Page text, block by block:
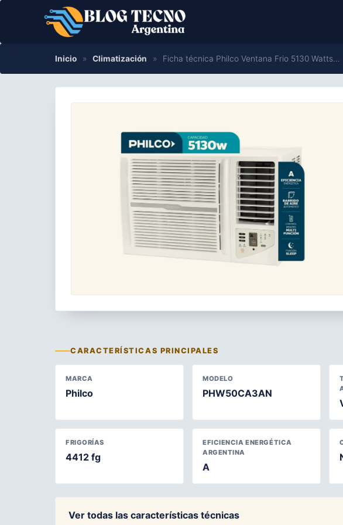
Inicio » Climatización » Ficha técnica Philco Ventana Frio 5130 Watts…
CARACTERÍSTICAS PRINCIPALES
MARCA
Philco
MODELO
PHW50CA3AN
FRIGORÍAS
4412 fg
EFICIENCIA ENERGÉTICA
ARGENTINA
A
Ver todas las características técnicas